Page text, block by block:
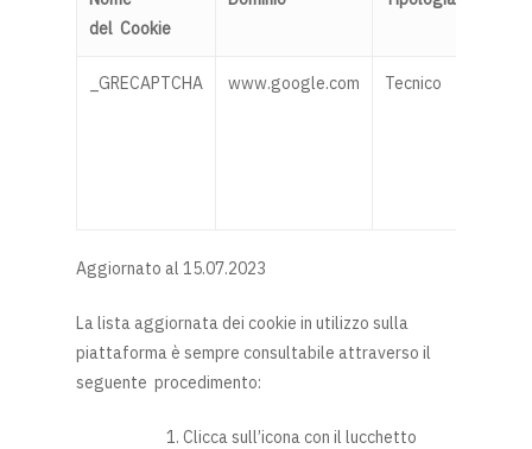
delCookie
_GRECAPTCHA www.google.com Tecnico
Aggiornato al 15.07.2023
La lista aggiornata dei cookie in utilizzo sulla
piattaforma è sempre consultabile attraverso il
seguente procedimento:
Clicca sull’icona con il lucchetto